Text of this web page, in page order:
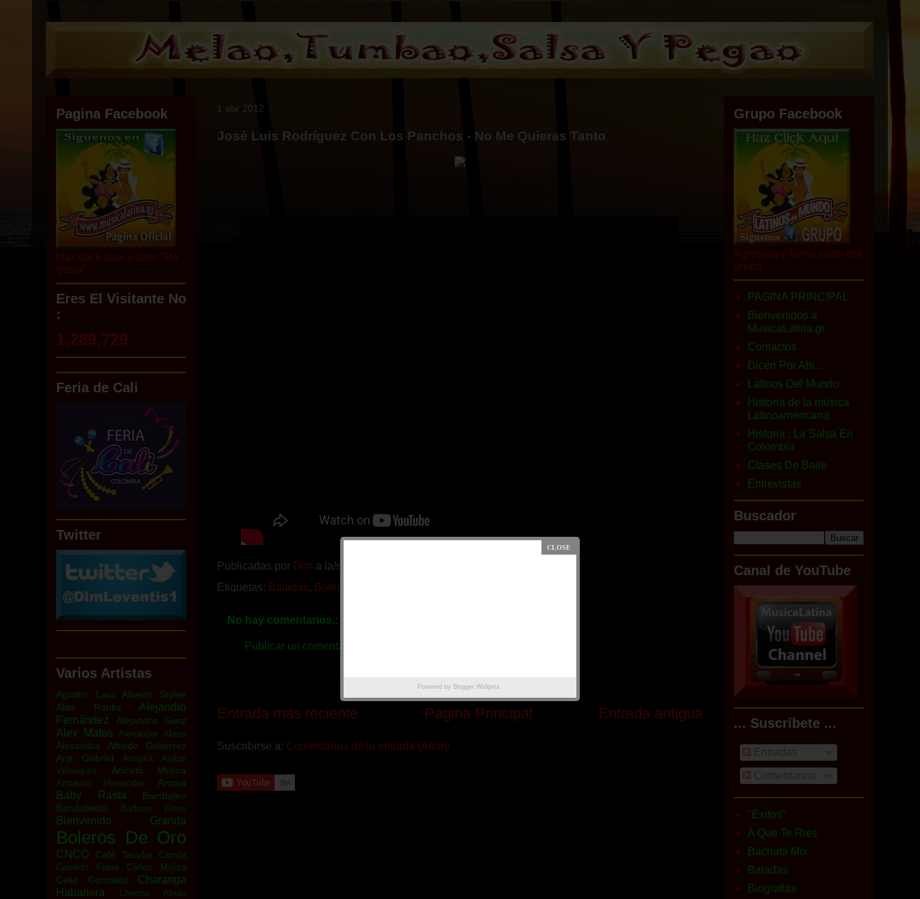
1 abr 2012
José Luis Rodríguez Con Los Panchos - No Me Quieras Tanto
Publicadas por Dim a la/s
Etiquetas: Baladas, Boleros De Oro
No hay comentarios.:
Publicar un comentario
Entrada más reciente Entrada antigua
Página Principal
Suscribirse a: Comentarios de la entrada (Atom)
Pagina Facebook
Haz click aqui y dale "Me
gusta"
Eres El Visitante No
:
1,289,729
Powered by Blogger Widgets
Feria de Cali
Twitter
Varios Artistas
Agustín Lara
Alberto Stylee
Aldo Ranks
Alejandro
Fernández
Alejandro Sanz
Alex Matos Alexander Abreu
Alexandra
Alfredo Gutierrez
Ana Gabriel
Anayka
Anibal
Velasquez
Aniceto Molina
Armando Hernandez Aroma
Baby Rasta
Bamboleo
Bandafiesta
Barbaro Fines
Bienvenido Granda
Boleros De Oro
CNCO Café Tacvba
Camila
Candido Fabre
Carlos Mojica
Celio Gonsalez
Charanga
Habanera
Cheche Abreu
Grupo Facebook
Agregate y forma parte del
grupo
PAGINA PRINCIPAL
Bienvenidos a
MusicaLatina.gr
Contactos
Dicen Por Ahi....
Latinos Del Mundo
Historia de la música
Latinoamericana
Historia : La Salsa En
Colombia
Clases De Baile
Entrevistas
Buscador
Canal de YouTube
... Suscríbete ...
"Exitos"
A Que Te Ries
Bachata Mix
Baladas
Biografias